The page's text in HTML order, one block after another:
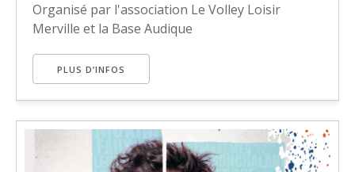
Organisé par l'association Le Volley Loisir
Merville et la Base Audique
PLUS D’INFOS